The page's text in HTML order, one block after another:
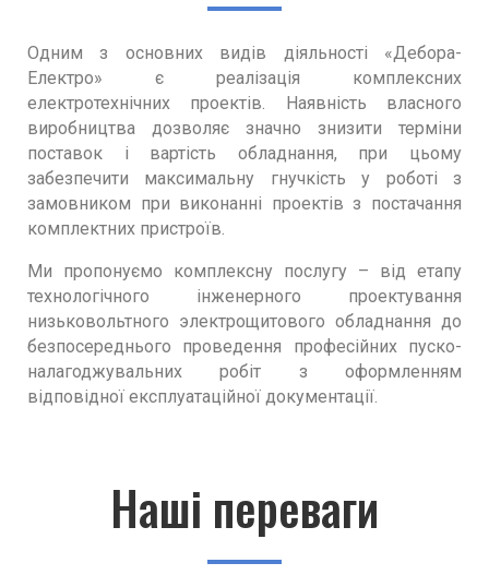
Одним з основних видів діяльності «Дебора-
Електро» є реалізація комплексних
електротехнічних проектів. Наявність власного
виробництва дозволяє значно знизити терміни
поставок і вартість обладнання, при цьому
забезпечити максимальну гнучкість у роботі з
замовником при виконанні проектів з постачання
комплектних пристроїв.
Ми пропонуємо комплексну послугу – від етапу
технологічного інженерного проектування
низьковольтного электрощитового обладнання до
безпосереднього проведення професійних пуско-
налагоджувальних робіт з оформленням
відповідної експлуатаційної документації.
Наші переваги